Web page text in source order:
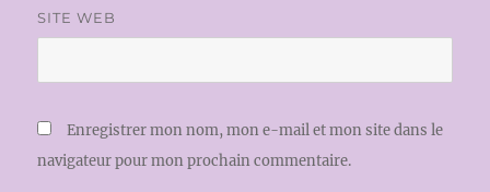
SITE WEB
Enregistrer mon nom, mon e-mail et mon site dans le
navigateur pour mon prochain commentaire.